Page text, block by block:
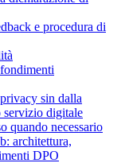
e procedura di
sin dalla
servizio digitale
quando necessario
architettura,
DPO